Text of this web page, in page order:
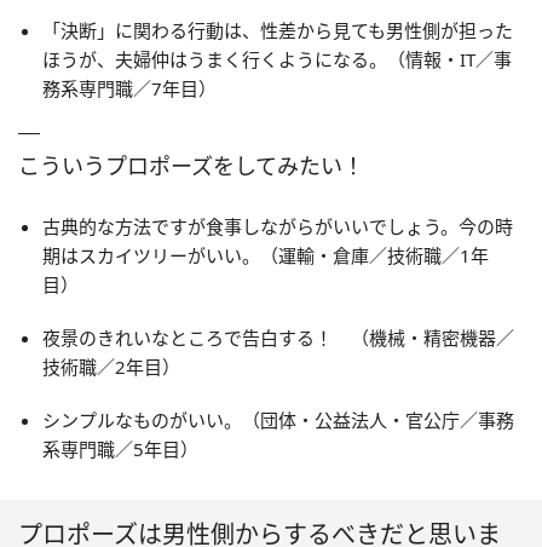
「決断」に関わる行動は、性差から見ても男性側が担った
ほうが、夫婦仲はうまく行くようになる。（情報・IT／事
務系専門職／7年目）
こういうプロポーズをしてみたい！
古典的な方法ですが食事しながらがいいでしょう。今の時
期はスカイツリーがいい。（運輸・倉庫／技術職／1年
目）
夜景のきれいなところで告白する！ （機械・精密機器／
技術職／2年目）
シンプルなものがいい。（団体・公益法人・官公庁／事務
系専門職／5年目）
プロポーズは男性側からするべきだと思いま